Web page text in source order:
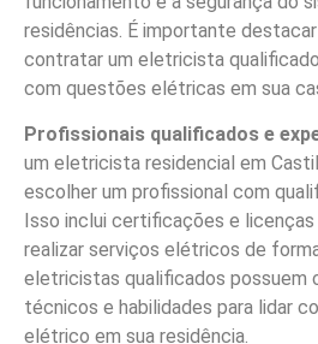
residências. É importante
contratar um eletricista
com questões elétricas em sua
Profissionais qualificados e
um eletricista residencial em
escolher um profissional com
Isso inclui certificações e licenças
realizar serviços elétricos de
eletricistas qualificados possuem
técnicos e habilidades para lidar
elétrico em sua residência.